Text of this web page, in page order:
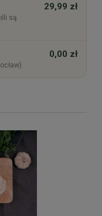
są
29,99 zł
0,00 zł